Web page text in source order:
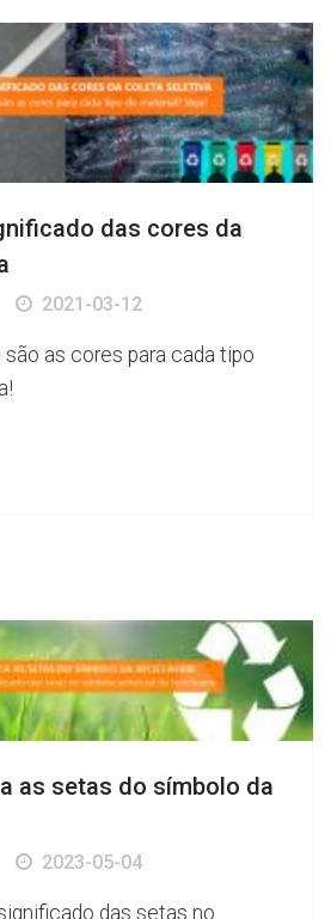
das cores da
2021-03-12
as cores para cada tipo
as setas do símbolo da
2023-05-04
das setas no